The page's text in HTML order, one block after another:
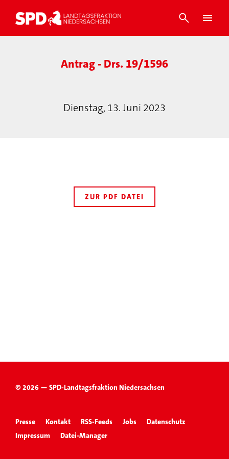
Antrag - Drs. 19/1596
Dienstag, 13. Juni 2023
ZUR PDF DATEI
© 2026 — SPD-Landtagsfraktion Niedersachsen
Presse Kontakt RSS-Feeds Jobs
Datenschutz
Impressum
Datei-Manager